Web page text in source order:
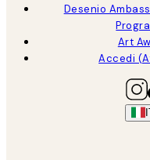
Desenio
Art
Accedi